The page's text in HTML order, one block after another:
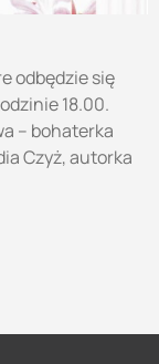
odbędzie się
18.00.
– bohaterka
Czyż, autorka